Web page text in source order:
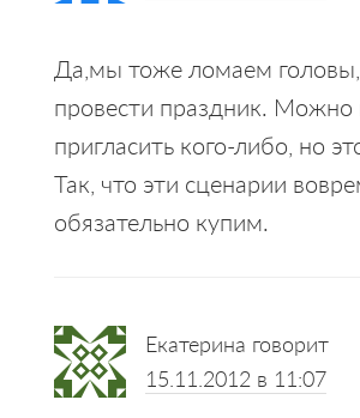
Да,мы тоже ломаем
провести праздник. Можно
пригласить кого-либо, но
Так, что эти сценарии
обязательно купим.
Екатерина говорит
15.11.2012 в 11:07